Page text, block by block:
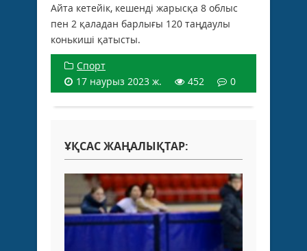
Айта кетейік, кешенді жарысқа 8 облыс
пен 2 қаладан барлығы 120 таңдаулы
конькиші қатысты.
Спорт
17 наурыз 2023 ж.
452 0
ҰҚСАС ЖАҢАЛЫҚТАР: